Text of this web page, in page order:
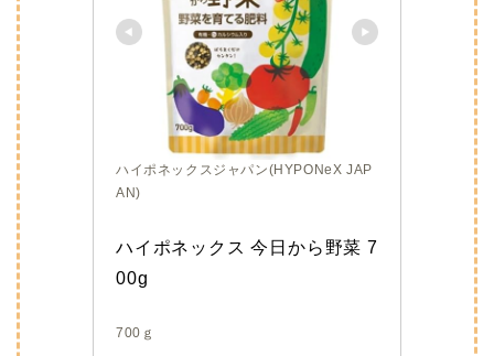
ハイポネックスジャパン(HYPONeX JAP
AN)
ハイポネックス 今日から野菜 7
00g
700ｇ